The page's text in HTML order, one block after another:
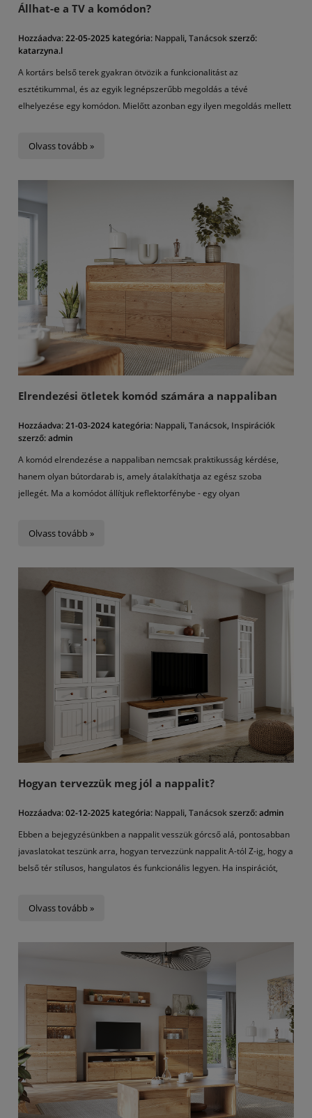
Állhat-e a TV a komódon?
Hozzáadva:22-05-2025 kategória: Nappali, Tanácsokszerző:
katarzyna.l
A kortárs belső terek gyakran ötvözik a funkcionalitást az
esztétikummal, és az egyik legnépszerűbb megoldás a tévé
elhelyezése egy komódon. Mielőtt azonban egy ilyen megoldás mellett
Olvass tovább »
Elrendezési ötletek komód számára a nappaliban
Hozzáadva:21-03-2024 kategória: Nappali, Tanácsok, Inspirációk
szerző:admin
A komód elrendezése a nappaliban nemcsak praktikusság kérdése,
hanem olyan bútordarab is, amely átalakíthatja az egész szoba
jellegét. Ma a komódot állítjuk reflektorfénybe - egy olyan
legyen.
Olvass tovább »
Hogyan tervezzük meg jól a nappalit?
Hozzáadva:02-12-2025 kategória: Nappali, Tanácsokszerző:admin
Ebben a bejegyzésünkben a nappalit vesszük górcső alá, pontosabban
javaslatokat teszünk arra, hogyan tervezzünk nappalit A-tól Z-ig, hogy a
belső tér stílusos, hangulatos és funkcionális legyen. Ha inspirációt,
Olvass tovább »